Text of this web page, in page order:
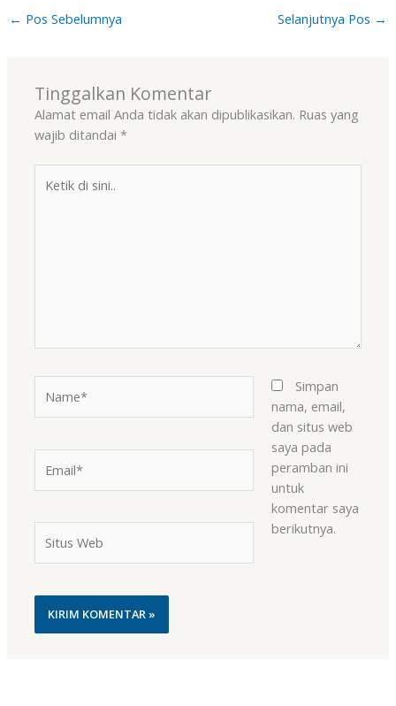
← Pos Sebelumnya Selanjutnya Pos →
Tinggalkan Komentar
Alamat email Anda tidak akan dipublikasikan. Ruas yang
wajib ditandai*
Web
Simpan
nama, email,
dan situs web
saya pada
peramban ini
untuk
komentar saya
berikutnya.